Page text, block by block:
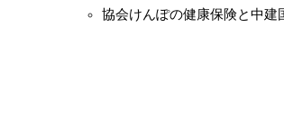
協会けんぽの健康保険と中建